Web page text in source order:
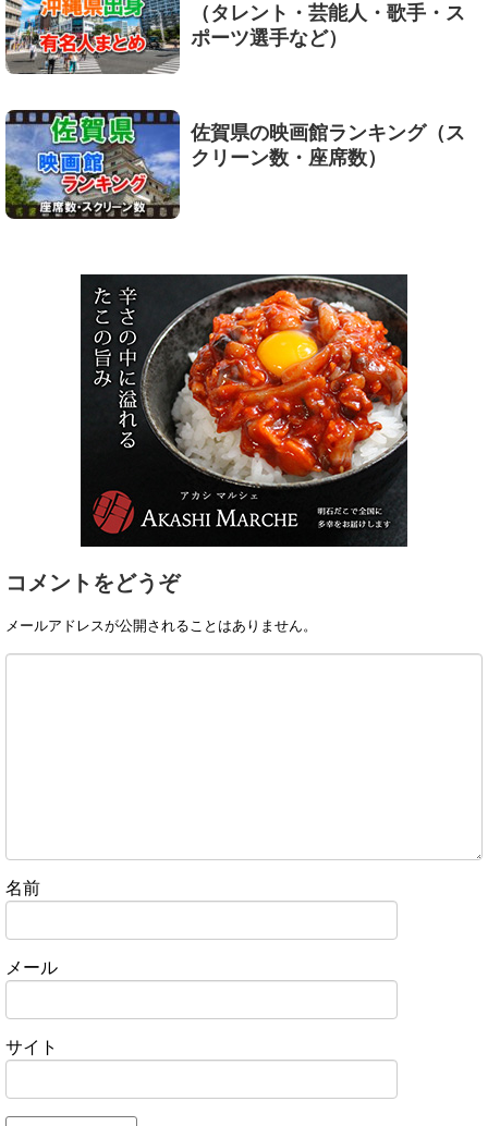
（タレント・芸能人・歌手・ス
ポーツ選手など）
佐賀県の映画館ランキング（ス
クリーン数・座席数）
コメントをどうぞ
メールアドレスが公開されることはありません。
名前
メール
サイト